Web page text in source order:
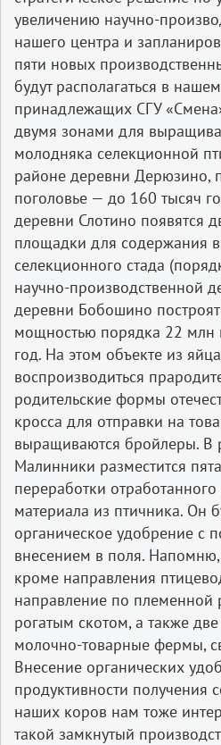
увеличению научно-
нашего центра и
пяти новых
будут располагаться в
принадлежащих СГУ
двумя зонами для
молодняка селекционной
районе деревни Дерюзино,
поголовье — до 160 тысяч
деревни Слотино появятся
площадки для содержания
селекционного стада
научно-производственной
деревни Бобошино
мощностью порядка 22 млн
год. На этом объекте из
воспроизводиться
родительские формы
кросса для отправки на
выращиваются бройлеры. В
Малинники разместится
переработки
материала из птичника. Он
органическое удобрение с
внесением в поля.
кроме направления
направление по племенной
рогатым скотом, а также
молочно-товарные фермы,
Внесение органических
продуктивности получения
наших коров нам тоже
такой замкнутый